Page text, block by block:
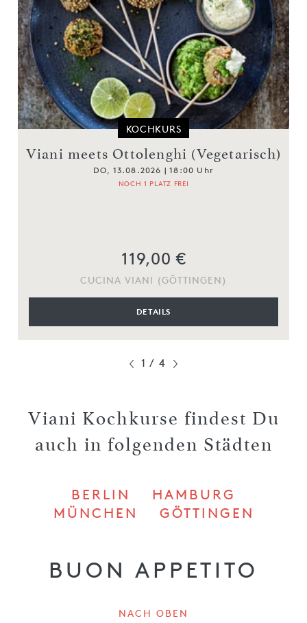
KOCHKURS
Viani meets Ottolenghi (Vegetarisch)
DO, 13.08.2026 | 18:00 Uhr
NOCH 1 PLATZ FREI
119,00 €
CUCINA VIANI (GÖTTINGEN)
DETAILS
1 / 4
Viani Kochkurse findest Du
auch in folgenden Städten
BERLIN
HAMBURG
MÜNCHEN
GÖTTINGEN
BUON APPETITO
NACH OBEN